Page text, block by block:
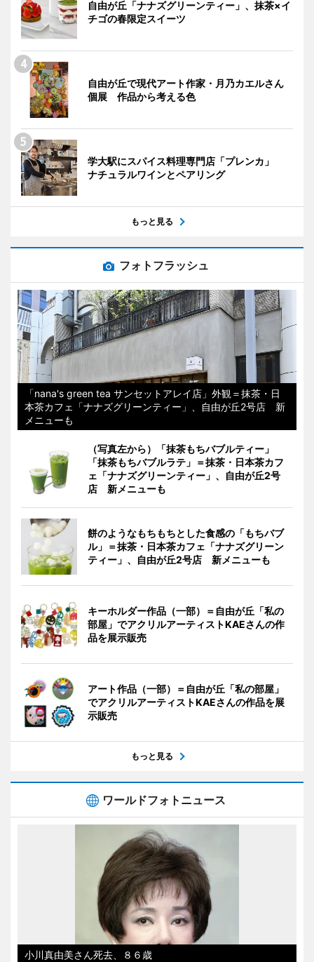
自由が丘「ナナズグリーンティー」、抹茶×イ
チゴの春限定スイーツ
自由が丘で現代アート作家・月乃カエルさん
個展 作品から考える色
学大駅にスパイス料理専門店「プレンカ」
ナチュラルワインとペアリング
もっと見る
フォトフラッシュ
「nana's green tea サンセットアレイ店」外観＝抹茶・日
本茶カフェ「ナナズグリーンティー」、自由が丘2号店 新
メニューも
（写真左から）「抹茶もちバブルティー」
「抹茶もちバブルラテ」＝抹茶・日本茶カフ
ェ「ナナズグリーンティー」、自由が丘2号
店 新メニューも
餅のようなもちもちとした食感の「もちバブ
ル」＝抹茶・日本茶カフェ「ナナズグリーン
ティー」、自由が丘2号店 新メニューも
キーホルダー作品（一部）＝自由が丘「私の
部屋」でアクリルアーティストKAEさんの作
品を展示販売
アート作品（一部）＝自由が丘「私の部屋」
でアクリルアーティストKAEさんの作品を展
示販売
もっと見る
ワールドフォトニュース
小川真由美さん死去、８６歳